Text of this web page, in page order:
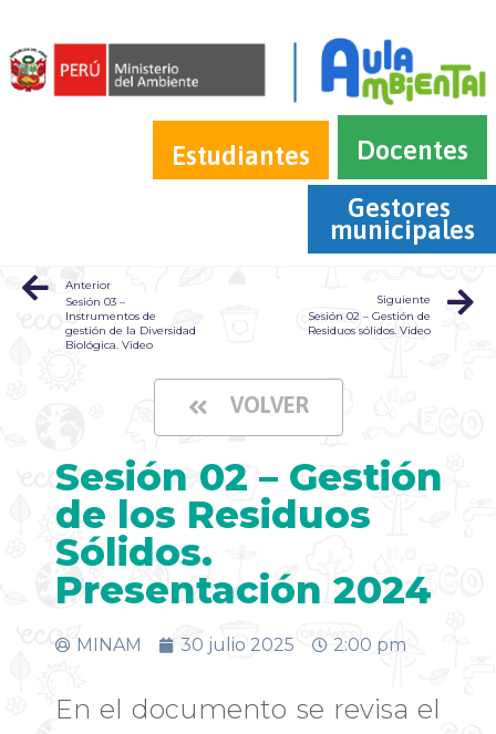
Estudiantes
Docentes
Gestores
municipales
Anterior
Sesión 03 –
Instrumentos de
gestión de la Diversidad
Biológica. Video
Siguiente
Sesión 02 – Gestión de
Residuos sólidos. Video
VOLVER
Sesión 02 – Gestión
de los Residuos
Sólidos.
Presentación 2024
MINAM 30 julio 2025 2:00 pm
En el documento se revisa el